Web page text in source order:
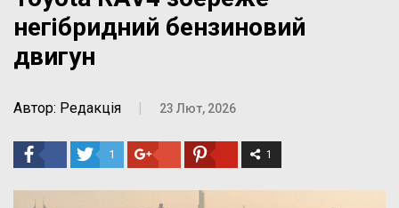
негібридний бензиновий
двигун
Автор: Редакція | 23 Лют, 2026
1 1